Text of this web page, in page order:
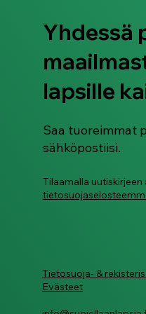
Yhdessä
lapsille
Saa tuoreimmat
sähköpostiisi.
Tilaamalla
Tietosuoja- &
Evästeet